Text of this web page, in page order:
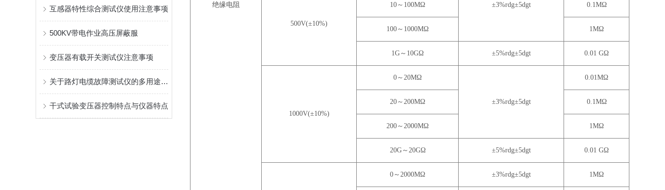
互感器特性综合测试仪使用注意事项
500KV带电作业高压屏蔽服
变压器有载开关测试仪注意事项
关于路灯电缆故障测试仪的多用途介绍
干式试验变压器控制特点与仪器特点
绝缘电阻
500V(±10%)
±3%rdg±5dgt
10～100MΩ 0.1MΩ
100～1000MΩ 1MΩ
1G～10GΩ ±5%rdg±5dgt 0.01 GΩ
1000V(±10%)
0～20MΩ
±3%rdg±5dgt
0.01MΩ
20～200MΩ 0.1MΩ
200～2000MΩ 1MΩ
20G～20GΩ ±5%rdg±5dgt 0.01 GΩ
0～2000MΩ ±3%rdg±5dgt 1MΩ